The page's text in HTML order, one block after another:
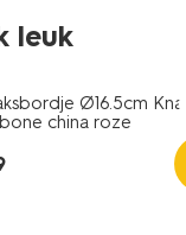
leuk
gratis
Ø16.5cm
china roze